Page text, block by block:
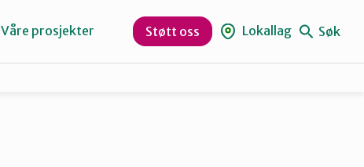
Våre prosjekter Støtt oss Lokallag Søk